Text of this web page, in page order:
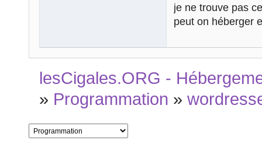
je ne trouve pas
peut on héberger
lesCigales.ORG -
» Programmation »